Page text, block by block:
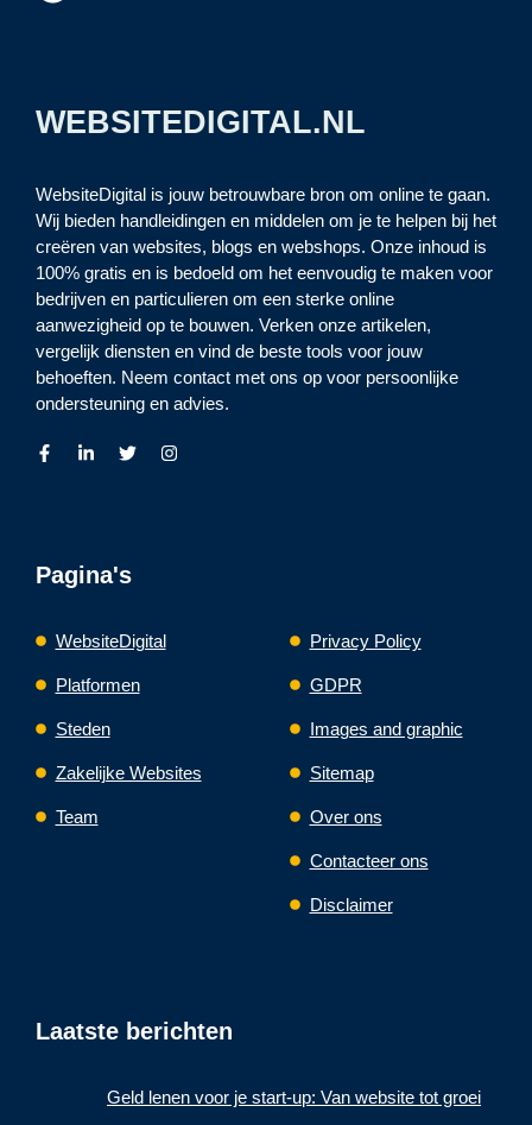
WEBSITEDIGITAL.NL
WebsiteDigital is jouw betrouwbare bron om online te gaan.
Wij bieden handleidingen en middelen om je te helpen bij het
creëren van websites, blogs en webshops. Onze inhoud is
100% gratis en is bedoeld om het eenvoudig te maken voor
bedrijven en particulieren om een sterke online
aanwezigheid op te bouwen. Verken onze artikelen,
vergelijk diensten en vind de beste tools voor jouw
behoeften. Neem contact met ons op voor persoonlijke
ondersteuning en advies.
Pagina's
WebsiteDigital
Platformen
Steden
Zakelijke Websites
Team
Privacy Policy
GDPR
Images and graphic
Sitemap
Over ons
Contacteer ons
Disclaimer
Laatste berichten
Geld lenen voor je start-up: Van website tot groei